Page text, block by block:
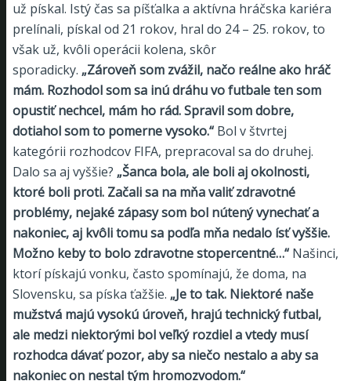
už pískal. Istý čas sa píšťalka a aktívna hráčska kariéra
prelínali, pískal od 21 rokov, hral do 24 – 25. rokov, to
však už, kvôli operácii kolena, skôr
sporadicky. „Zároveň som zvážil, načo reálne ako hráč
mám. Rozhodol som sa inú dráhu vo futbale ten som
opustiť nechcel, mám ho rád. Spravil som dobre,
dotiahol som to pomerne vysoko.“Bol v štvrtej
kategórii rozhodcov FIFA, prepracoval sa do druhej.
Dalo sa aj vyššie? „Šanca bola, ale boli aj okolnosti,
ktoré boli proti. Začali sa na mňa valiť zdravotné
problémy, nejaké zápasy som bol nútený vynechať a
nakoniec, aj kvôli tomu sa podľa mňa nedalo ísť vyššie.
Možno keby to bolo zdravotne stopercentné…“Našinci,
ktorí pískajú vonku, často spomínajú, že doma, na
Slovensku, sa píska ťažšie. „Je to tak. Niektoré naše
mužstvá majú vysokú úroveň, hrajú technický futbal,
ale medzi niektorými bol veľký rozdiel a vtedy musí
rozhodca dávať pozor, aby sa niečo nestalo a aby sa
nakoniec on nestal tým hromozvodom.“